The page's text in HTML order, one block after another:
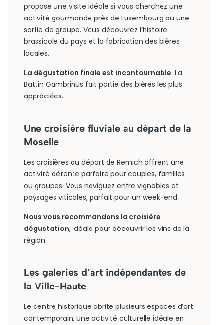
propose une visite idéale si vous cherchez une
activité gourmande près de Luxembourg ou une
sortie de groupe. Vous découvrez l’histoire
brassicole du pays et la fabrication des bières
locales.
La dégustation finale est incontournable. La
Battin Gambrinus fait partie des bières les plus
appréciées.
Une croisière fluviale au départ de la
Moselle
Les croisières au départ de Remich offrent une
activité détente parfaite pour couples, familles
ou groupes. Vous naviguez entre vignobles et
paysages viticoles, parfait pour un week-end.
Nous vous recommandons la croisière
dégustation, idéale pour découvrir les vins de la
région.
Les galeries d’art indépendantes de
la Ville-Haute
Le centre historique abrite plusieurs espaces d’art
contemporain. Une activité culturelle idéale en